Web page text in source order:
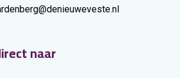
naar